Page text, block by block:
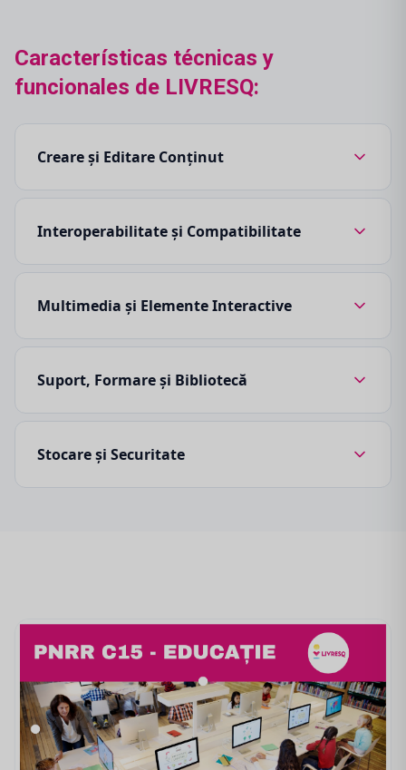
Características técnicas y
funcionales de LIVRESQ:
Creare și Editare Conținut
Interoperabilitate și Compatibilitate
Multimedia și Elemente Interactive
Suport, Formare și Bibliotecă
Stocare și Securitate